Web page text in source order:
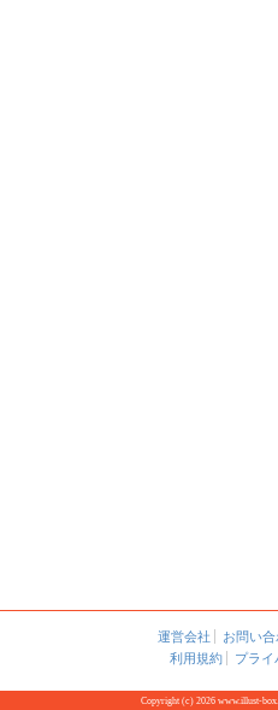
運営会社 お問い合
利用規約
プライ
Copyright (c) 2026 www.illust-